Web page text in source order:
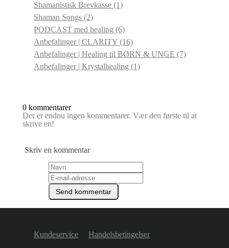
Shamanistisk Brevkasse (1)
Shaman Songs (2)
PODCAST med healing (6)
Anbefalinger | CLARITY (16)
Anbefalinger | Healing til BØRN & UNGE (7)
Anbefalinger | Krystalhealing (1)
0 kommentarer
Der er endnu ingen kommentarer. Vær den første til at
skrive en!
Skriv en kommentar
Kundeservice Handelsbetingelser